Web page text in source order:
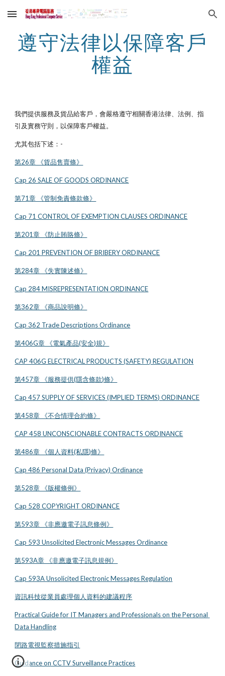
Skip to main content Skip to navigation
遵守法律以保障客戶
權益
我們提供服務及貨品給客戶，會嚴格遵守相關香港法律、法例、指
引及實務守則，以保障客戶權益。
尤其包括下述：-
第26章 《貨品售賣條》
Cap 26 SALE OF GOODS ORDINANCE
第71章 《管制免責條款條》
Cap 71 CONTROL OF EXEMPTION CLAUSES ORDINANCE
第201章 《防止賄賂條》
Cap 201 PREVENTION OF BRIBERY ORDINANCE
第284章 《失實陳述條》
Cap 284 MISREPRESENTATION ORDINANCE
第362章 《商品說明條》
Cap 362 Trade Descriptions Ordinance
第406G章 《電氣產品(安全)規》
CAP 406G ELECTRICAL PRODUCTS (SAFETY) REGULATION
第457章 《服務提供(隱含條款)條》
Cap 457 SUPPLY OF SERVICES (IMPLIED TERMS) ORDINANCE
第458章 《不合情理合約條》
CAP 458 UNCONSCIONABLE CONTRACTS ORDINANCE
第486章 《個人資料(私隱)條》
Cap 486 Personal Data (Privacy) Ordinance
第528章 《版權條例》
Cap 528 COPYRIGHT ORDINANCE
第593章 《非應邀電子訊息條例》
Cap 593 Unsolicited Electronic Messages Ordinance
第593A章 《非應邀電子訊息規例》
Cap 593A Unsolicited Electronic Messages Regulation
資訊科技從業員處理個人資料的建議程序
Practical Guide for IT Managers and Professionals on the Personal
Data Handling
閉路電視監察措施指引
Guidance on CCTV Surveillance Practices